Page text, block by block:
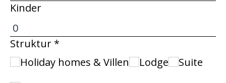
Kinder
Struktur *
Holiday homes & Villen
Lodge
Suite